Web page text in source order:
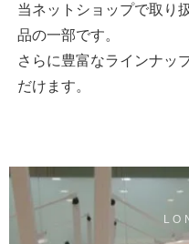
当ネットショップで取り
品の一部です。
さらに豊富なラインナッ
だけます。